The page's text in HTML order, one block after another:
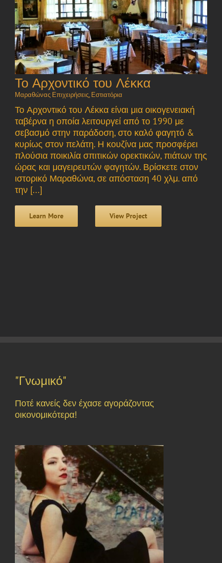
Το Αρχοντικό του Λέκκα
Μαραθώνας Επιχειρήσεις, Εστιατόρια
Το Αρχοντικό του Λέκκα είναι μια οικογενειακή
ταβέρνα η οποία λειτουργεί από το 1990 με
σεβασμό στην παράδοση, στο καλό φαγητό &
κυρίως στον πελάτη. Η κουζίνα μας προσφέρει
πλούσια ποικιλία σπιτικών ορεκτικών, πιάτων της
ώρας και μαγειρευτών φαγητών. Βρίσκετε στον
ιστορικό Μαραθώνα, σε απόσταση 40 χλμ. από
την [...]
Learn More View Project
"Γνωμικό"
Ποτέ κανείς δεν έχασε αγοράζοντας
οικονομικότερα!